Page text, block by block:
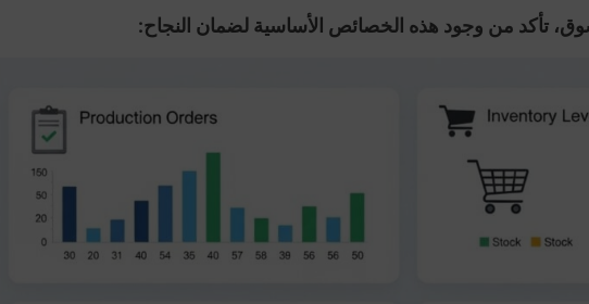
تأكد من وجود هذه الخصائص الأساسية لضمان النجاح: